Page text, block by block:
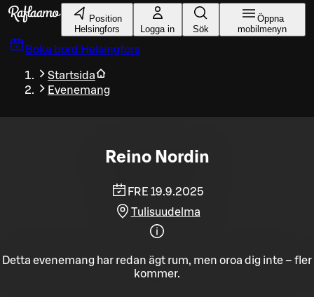
Gå till huvudinnehållet
Position
Helsingfors
Logga in Sök
Öppna
mobilmenyn
Boka bord Helsingfors
Startsida
Evenemang
Reino Nordin
FRE 19.9.2025
Tulisuudelma
Detta evenemang har redan ägt rum, men oroa dig inte – fler
kommer.